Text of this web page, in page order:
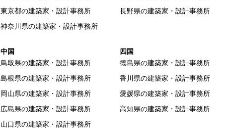
東京都の建築家・設計事務所
神奈川県の建築家・設計事務所
長野県の建築家・設計事務所
中国
鳥取県の建築家・設計事務所
島根県の建築家・設計事務所
岡山県の建築家・設計事務所
広島県の建築家・設計事務所
山口県の建築家・設計事務所
四国
徳島県の建築家・設計事務所
香川県の建築家・設計事務所
愛媛県の建築家・設計事務所
高知県の建築家・設計事務所